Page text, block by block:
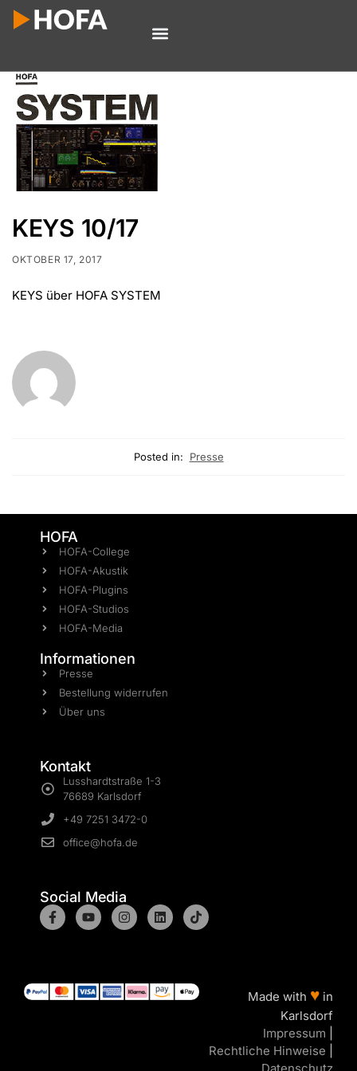
KEYS 10/17
OKTOBER 17, 2017
KEYS über HOFA SYSTEM
Posted in: Presse
HOFA
HOFA-College
HOFA-Akustik
HOFA-Plugins
HOFA-Studios
HOFA-Media
Informationen
Presse
Bestellung widerrufen
Über uns
Kontakt
Lusshardtstraße 1-3
76689 Karlsdorf
+49 7251 3472-0
office@hofa.de
Social Media
Made with ♥ in
Karlsdorf
Impressum
Rechtliche Hinweise
Datenschutz